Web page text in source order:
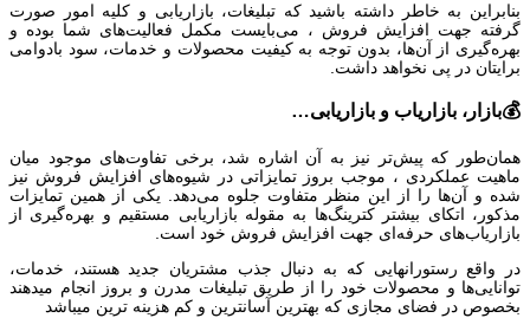
بنابراین به خاطر داشته باشید که تبلیغات، بازاریابی و کلیه امور صورت
گرفته جهت افزایش فروش ، می‌بایست مکمل فعالیت‌های شما بوده و
بهره‌گیری از آن‌ها، بدون توجه به کیفیت محصولات و خدمات، سود بادوامی
برایتان در پی نخواهد داشت.
💰بازار، بازاریاب و بازاریابی…
همان‌طور که پیش‌تر نیز به آن اشاره شد، برخی تفاوت‌های موجود میان
ماهیت عملکردی ، موجب بروز تمایزاتی در شیوه‌های افزایش فروش نیز
شده و آن‌ها را از این منظر متفاوت جلوه می‌دهد. یکی از همین تمایزات
مذکور، اتکای بیشتر کترینگ‌ها به مقوله بازاریابی مستقیم و بهره‌گیری از
بازاریاب‌های حرفه‌ای جهت افزایش فروش خود است.
در واقع رستورانهایی که به دنبال جذب مشتریان جدید هستند، خدمات،
توانایی‌ها و محصولات خود را از طریق تبلیغات مدرن و بروز انجام میدهند
بخصوص در فضای مجازی که بهترین آسانترین و کم هزینه ترین میباشد